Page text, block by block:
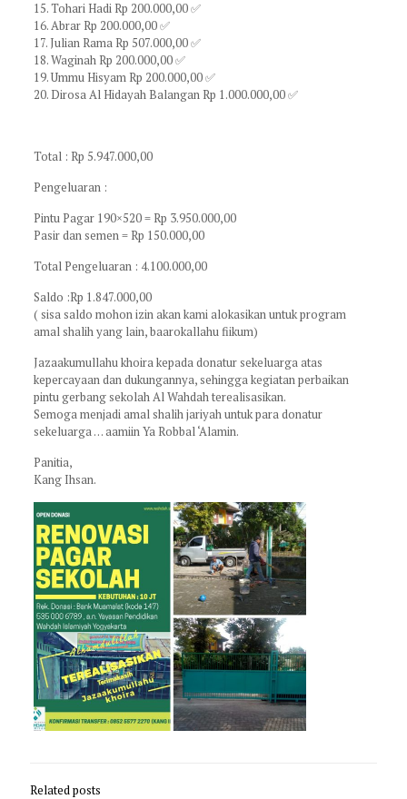
15. Tohari Hadi Rp 200.000,00 ✅
16. Abrar Rp 200.000,00 ✅
17. Julian Rama Rp 507.000,00 ✅
18. Waginah Rp 200.000,00 ✅
19. Ummu Hisyam Rp 200.000,00 ✅
20. Dirosa Al Hidayah Balangan Rp 1.000.000,00 ✅
Total : Rp 5.947.000,00
Pengeluaran :
Pintu Pagar 190×520 = Rp 3.950.000,00
Pasir dan semen = Rp 150.000,00
Total Pengeluaran : 4.100.000,00
Saldo :Rp 1.847.000,00
( sisa saldo mohon izin akan kami alokasikan untuk program
amal shalih yang lain, baarokallahu fiikum)
Jazaakumullahu khoira kepada donatur sekeluarga atas
kepercayaan dan dukungannya, sehingga kegiatan perbaikan
pintu gerbang sekolah Al Wahdah terealisasikan.
Semoga menjadi amal shalih jariyah untuk para donatur
sekeluarga … aamiin Ya Robbal ‘Alamin.
Panitia,
Kang Ihsan.
Related posts